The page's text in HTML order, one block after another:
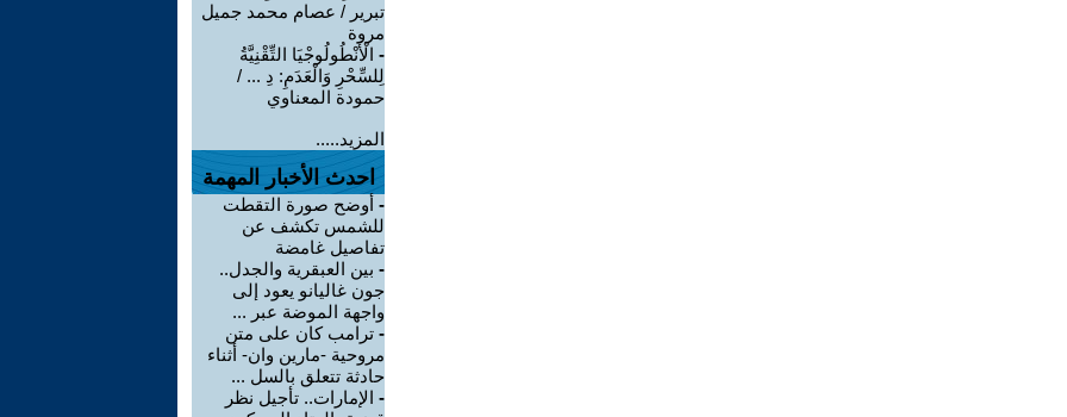
تبرير / عصام محمد جميل
مروة
- الْأَنْطُولُوجْيَا التِّقْنِيَّةُ
لِلسِّحْرِ وَالْعَدَمِ: دِ ... /
حمودة المعناوي
المزيد.....
احدث الأخبار المهمة
- أوضح صورة التقطت
للشمس تكشف عن
تفاصيل غامضة
- بين العبقرية والجدل..
جون غاليانو يعود إلى
واجهة الموضة عبر ...
- ترامب كان على متن
مروحية -مارين وان- أثناء
حادثة تتعلق بالسل ...
- الإمارات.. تأجيل نظر